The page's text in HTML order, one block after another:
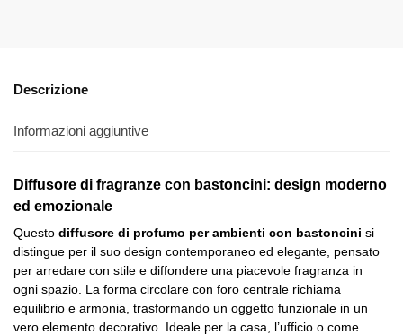
Descrizione
Informazioni aggiuntive
Diffusore di fragranze con bastoncini: design moderno
ed emozionale
Questo diffusore di profumo per ambienti con bastoncini si
distingue per il suo design contemporaneo ed elegante, pensato
per arredare con stile e diffondere una piacevole fragranza in
ogni spazio. La forma circolare con foro centrale richiama
equilibrio e armonia, trasformando un oggetto funzionale in un
vero elemento decorativo. Ideale per la casa, l’ufficio o come